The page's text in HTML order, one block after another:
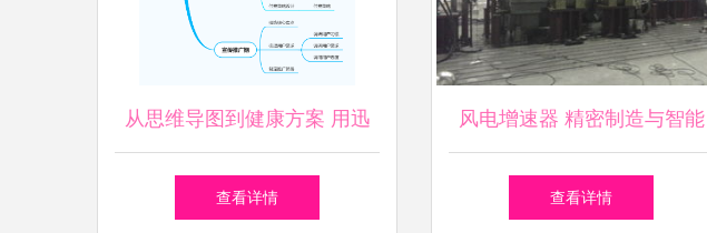
从思维导图到健康方案 用迅
捷流程图软件高效规划产品开
查看详情
风电增速器 精密制造与智能
软件的双重赋能
查看详情